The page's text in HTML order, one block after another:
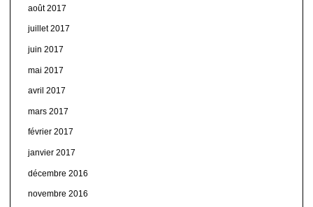
août 2017
juillet 2017
juin 2017
mai 2017
avril 2017
mars 2017
février 2017
janvier 2017
décembre 2016
novembre 2016